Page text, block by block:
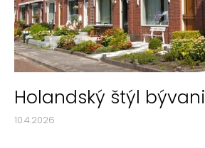
Holandský štýl
10.4.2026